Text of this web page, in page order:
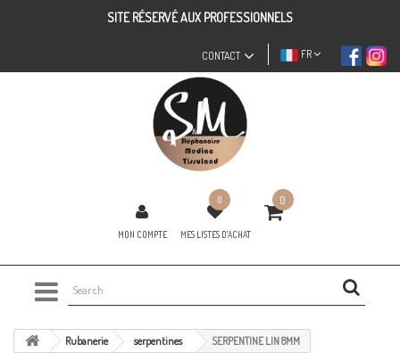
SITE RÉSERVÉ AUX PROFESSIONNELS
FR
CONTACT
MON COMPTE
0
MES LISTES D'ACHAT
0
Rubanerie serpentines SERPENTINE LIN 8MM